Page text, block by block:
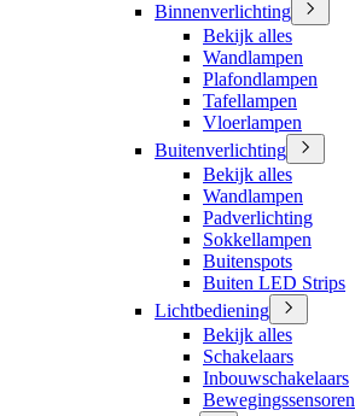
Binnenverlichting
Bekijk alles
Wandlampen
Plafondlampen
Tafellampen
Vloerlampen
Buitenverlichting
Bekijk alles
Wandlampen
Padverlichting
Sokkellampen
Buitenspots
Buiten LED Strips
Lichtbediening
Bekijk alles
Schakelaars
Inbouwschakelaars
Bewegingssensoren